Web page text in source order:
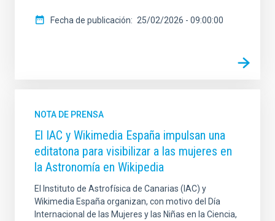
Fecha de publicación 25/02/2026 - 09:00:00
NOTA DE PRENSA
El IAC y Wikimedia España impulsan una
editatona para visibilizar a las mujeres en
la Astronomía en Wikipedia
El Instituto de Astrofísica de Canarias (IAC) y
Wikimedia España organizan, con motivo del Día
Internacional de las Mujeres y las Niñas en la Ciencia,